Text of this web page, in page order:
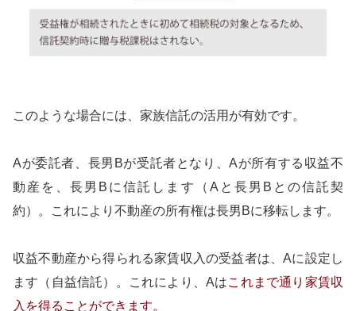
このような場合には、家族信託の活用が有効です。
Aが委託者、長男Bが受託者となり、Aが所有する収益不
動産を、長男Bに信託します（Aと長男Bとの信託契
約）。これにより不動産の所有権は長男Bに移転します。
収益不動産から得られる家賃収入の受益者は、Aに設定し
ます（自益信託）。これにより、Aはこれまで通り家賃収
入を得ることができます。